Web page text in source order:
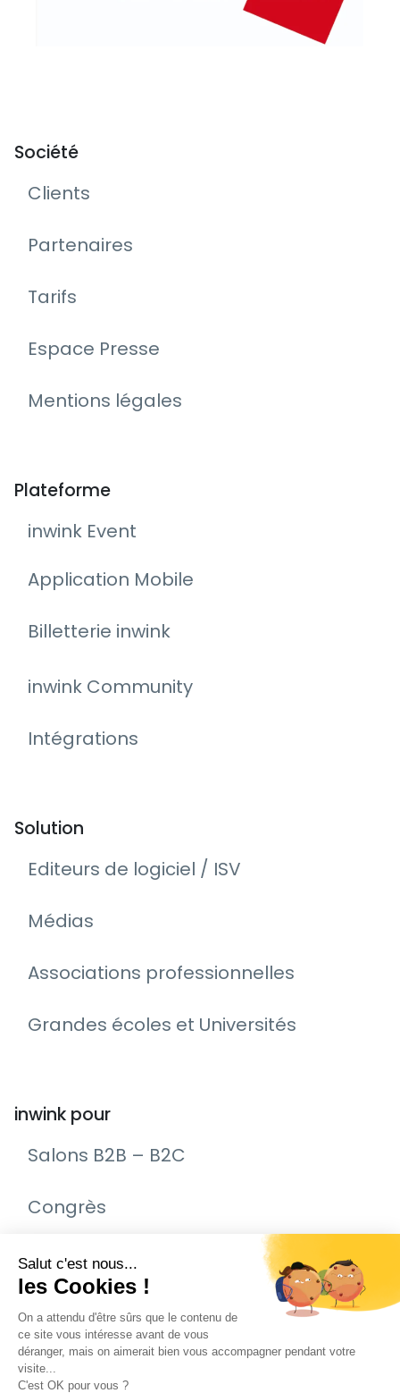
Société
Clients
Partenaires
Tarifs
Espace Presse
Mentions légales
Plateforme
inwink Event
Application Mobile
Billetterie inwink
inwink Community
Intégrations
Solution
Editeurs de logiciel / ISV
Médias
Associations professionnelles
Grandes écoles et Universités
inwink pour
Salons B2B – B2C
Congrès
Remise de prix – Awards
Journée Portes Ouvertes (JPO)